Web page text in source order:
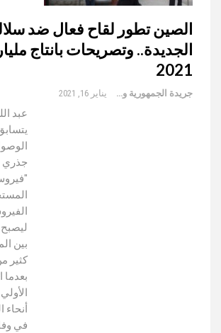
الصين تطور لقاح فعال ضد
الجديدة.. وتصريحات بانتاج
2021
جريدة الجمهورية والعالم يناير 16, 2021
عبد
جذري
ليصبح
بين
كثير
بعدما
أنحاء
في